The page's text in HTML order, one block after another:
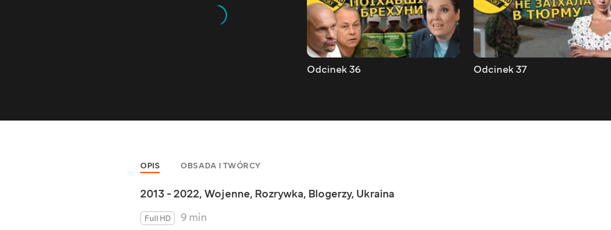
Odcinek 36 Odcinek 37
OPIS OBSADA I TWÓRCY
2013 - 2022, Wojenne, Rozrywka, Blogerzy, Ukraina
Full HD
9 min